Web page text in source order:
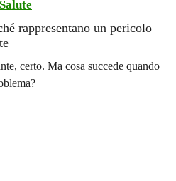
Salute
rappresentano un pericolo
certo. Ma cosa succede quando